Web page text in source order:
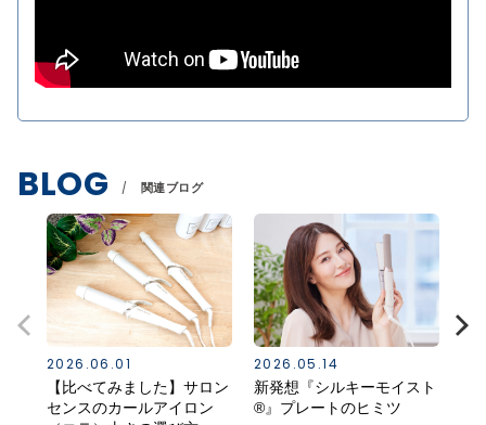
BLOG 関連ブログ
2026.06.01
【比べてみました】サロン
センスのカールアイロン
2026.05.14
新発想『シルキーモイスト
®』プレートのヒミツ